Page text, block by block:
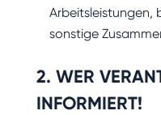
Arbeitsleistungen,
sonstige
2. WER
INFORMIERT!